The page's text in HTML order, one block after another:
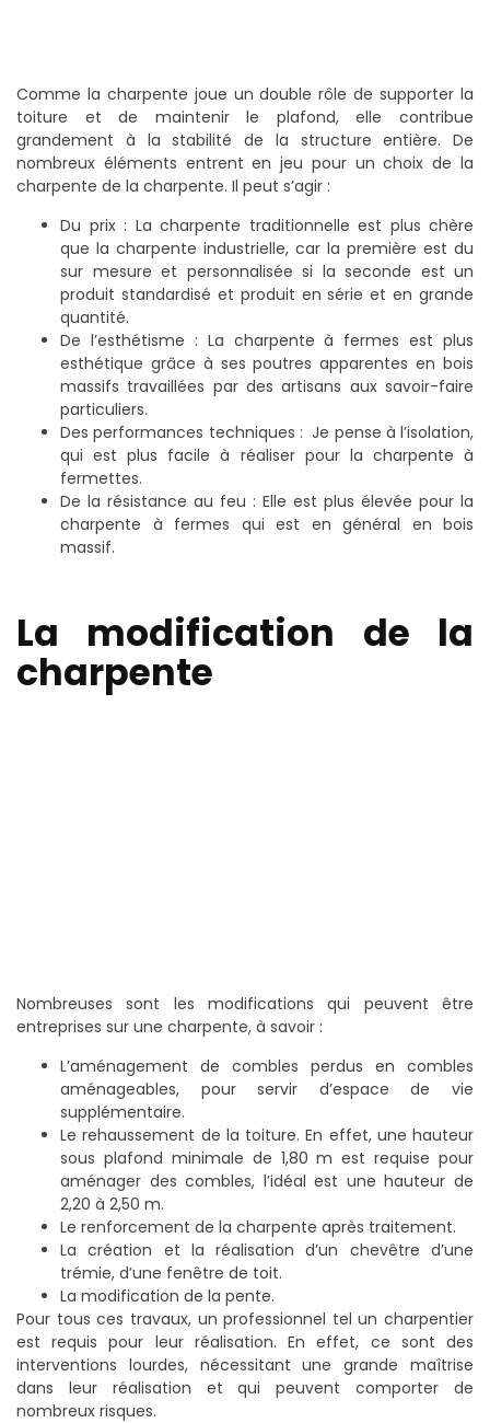
Comme la charpente joue un double rôle de supporter la
toiture et de maintenir le plafond, elle contribue
grandement à la stabilité de la structure entière. De
nombreux éléments entrent en jeu pour un choix de la
charpente de la charpente. Il peut s’agir :
Du prix : La charpente traditionnelle est plus chère
que la charpente industrielle, car la première est du
sur mesure et personnalisée si la seconde est un
produit standardisé et produit en série et en grande
quantité.
De l’esthétisme : La charpente à fermes est plus
esthétique grâce à ses poutres apparentes en bois
massifs travaillées par des artisans aux savoir-faire
particuliers.
Des performances techniques : Je pense à l’isolation,
qui est plus facile à réaliser pour la charpente à
fermettes.
De la résistance au feu : Elle est plus élevée pour la
charpente à fermes qui est en général en bois
massif.
La modification de la
charpente
Nombreuses sont les modifications qui peuvent être
entreprises sur une charpente, à savoir :
L’aménagement de combles perdus en combles
aménageables, pour servir d’espace de vie
supplémentaire.
Le rehaussement de la toiture. En effet, une hauteur
sous plafond minimale de 1,80 m est requise pour
aménager des combles, l’idéal est une hauteur de
2,20 à 2,50 m.
Le renforcement de la charpente après traitement.
La création et la réalisation d’un chevêtre d’une
trémie, d’une fenêtre de toit.
La modification de la pente.
Pour tous ces travaux, un professionnel tel un charpentier
est requis pour leur réalisation. En effet, ce sont des
interventions lourdes, nécessitant une grande maîtrise
dans leur réalisation et qui peuvent comporter de
nombreux risques.